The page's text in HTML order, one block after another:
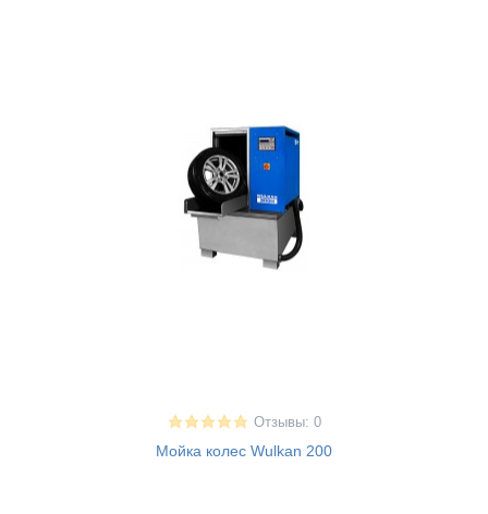
Отзывы: 0
Мойка колес Wulkan 200